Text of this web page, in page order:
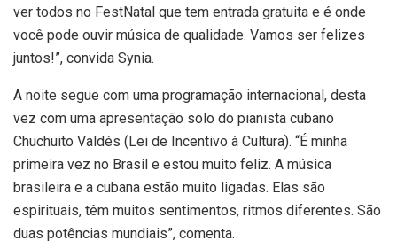
ver todos no FestNatal que tem entrada gratuita e é onde
você pode ouvir música de qualidade. Vamos ser felizes
juntos!”, convida Synia.
A noite segue com uma programação internacional, desta
vez com uma apresentação solo do pianista cubano
Chuchuito Valdés (Lei de Incentivo à Cultura). “É minha
primeira vez no Brasil e estou muito feliz. A música
brasileira e a cubana estão muito ligadas. Elas são
espirituais, têm muitos sentimentos, ritmos diferentes. São
duas potências mundiais”, comenta.